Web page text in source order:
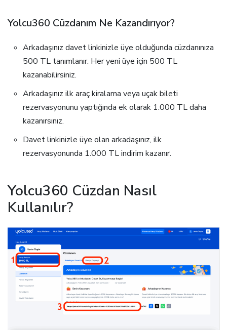
Yolcu360 Cüzdanım Ne Kazandırıyor?
Arkadaşınız davet linkinizle üye olduğunda cüzdanınıza
500 TL tanımlanır. Her yeni üye için 500 TL
kazanabilirsiniz.
Arkadaşınız ilk araç kiralama veya uçak bileti
rezervasyonunu yaptığında ek olarak 1.000 TL daha
kazanırsınız.
Davet linkinizle üye olan arkadaşınız, ilk
rezervasyonunda 1.000 TL indirim kazanır.
Yolcu360 Cüzdan Nasıl
Kullanılır?